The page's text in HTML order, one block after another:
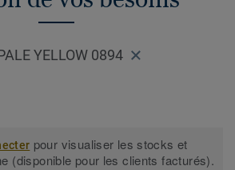
YELLOW 0894
pour visualiser les stocks et
(disponible pour les clients facturés).